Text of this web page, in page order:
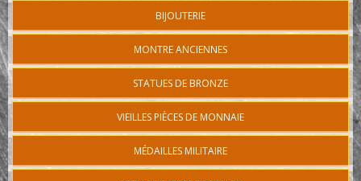
BIJOUTERIE
MONTRE ANCIENNES
STATUES DE BRONZE
VIEILLES PIÈCES DE MONNAIE
MÉDAILLES MILITAIRE